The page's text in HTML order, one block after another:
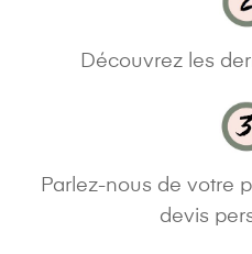
Découvrez les
Parlez-nous de votre
devis